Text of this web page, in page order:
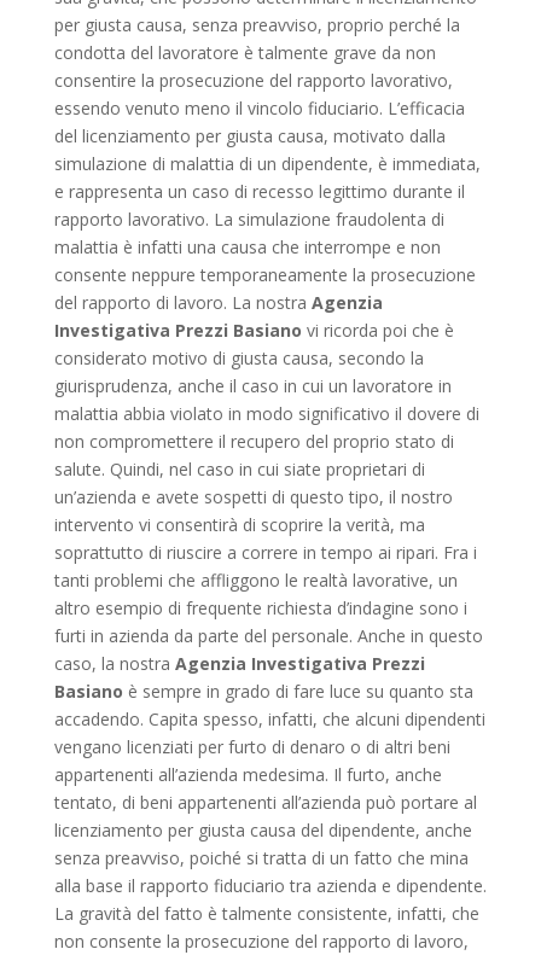
per giusta causa, senza preavviso, proprio perché la
condotta del lavoratore è talmente grave da non
consentire la prosecuzione del rapporto lavorativo,
essendo venuto meno il vincolo fiduciario. L’efficacia
del licenziamento per giusta causa, motivato dalla
simulazione di malattia di un dipendente, è immediata,
e rappresenta un caso di recesso legittimo durante il
rapporto lavorativo. La simulazione fraudolenta di
malattia è infatti una causa che interrompe e non
consente neppure temporaneamente la prosecuzione
del rapporto di lavoro. La nostra Agenzia
Investigativa Prezzi Basiano vi ricorda poi che è
considerato motivo di giusta causa, secondo la
giurisprudenza, anche il caso in cui un lavoratore in
malattia abbia violato in modo significativo il dovere di
non compromettere il recupero del proprio stato di
salute. Quindi, nel caso in cui siate proprietari di
un’azienda e avete sospetti di questo tipo, il nostro
intervento vi consentirà di scoprire la verità, ma
soprattutto di riuscire a correre in tempo ai ripari. Fra i
tanti problemi che affliggono le realtà lavorative, un
altro esempio di frequente richiesta d’indagine sono i
furti in azienda da parte del personale. Anche in questo
caso, la nostra Agenzia Investigativa Prezzi
Basiano è sempre in grado di fare luce su quanto sta
accadendo. Capita spesso, infatti, che alcuni dipendenti
vengano licenziati per furto di denaro o di altri beni
appartenenti all’azienda medesima. Il furto, anche
tentato, di beni appartenenti all’azienda può portare al
licenziamento per giusta causa del dipendente, anche
senza preavviso, poiché si tratta di un fatto che mina
alla base il rapporto fiduciario tra azienda e dipendente.
La gravità del fatto è talmente consistente, infatti, che
non consente la prosecuzione del rapporto di lavoro,